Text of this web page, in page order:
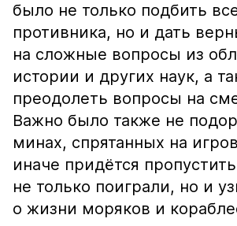
было не только подбить
противника, но и дать
на сложные вопросы из
истории и других наук, а
преодолеть вопросы на
Важно было также не
минах, спрятанных на
иначе придётся
не только поиграли, но и
о жизни моряков и